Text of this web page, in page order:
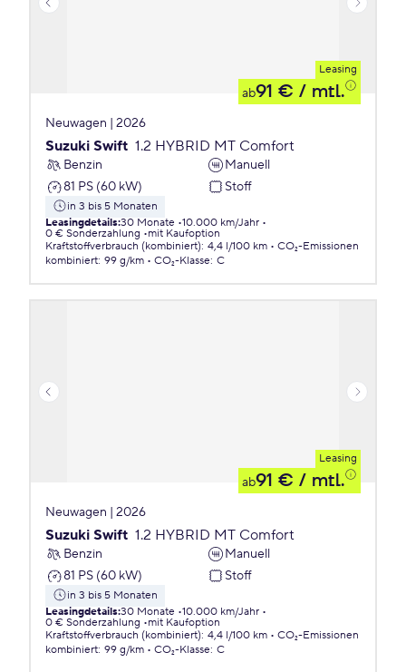
Leasing
ab91 € / mtl.
Neuwagen | 2026
Suzuki Swift 1.2 HYBRID MT Comfort
Benzin
Manuell
81 PS (60 kW)
Stoff
in 3 bis 5 Monaten
Leasingdetails:30 Monate 10.000 km/Jahr
0 € Sonderzahlung
mit Kaufoption
Kraftstoffverbrauch (kombiniert): 4,4 l/100 km
CO₂-Emissionen
kombiniert: 99 g/km CO₂-Klasse: C
Leasing
ab91 € / mtl.
Neuwagen | 2026
Suzuki Swift 1.2 HYBRID MT Comfort
Benzin
Manuell
81 PS (60 kW)
Stoff
in 3 bis 5 Monaten
Leasingdetails:30 Monate 10.000 km/Jahr
0 € Sonderzahlung
mit Kaufoption
Kraftstoffverbrauch (kombiniert): 4,4 l/100 km
CO₂-Emissionen
kombiniert: 99 g/km CO₂-Klasse: C